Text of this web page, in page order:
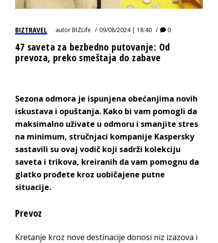
BIZTRAVEL autorBIZLife 09/08/2024 | 18:40 0
47 saveta za bezbedno putovanje: Od
prevoza, preko smeštaja do zabave
Sezona odmora je ispunjena obećanjima novih
iskustava i opuštanja. Kako bi vam pomogli da
maksimalno uživate u odmoru i smanjite stres
na minimum, stručnjaci kompanije Kaspersky
sastavili su ovaj vodič koji sadrži kolekciju
saveta i trikova, kreiranih da vam pomognu da
glatko prođete kroz uobičajene putne
situacije.
Prevoz
Kretanje kroz nove destinacije donosi niz izazova i